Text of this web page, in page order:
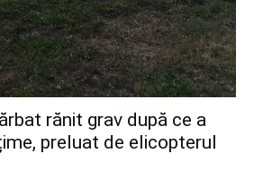
rănit grav după ce a
preluat de elicopterul